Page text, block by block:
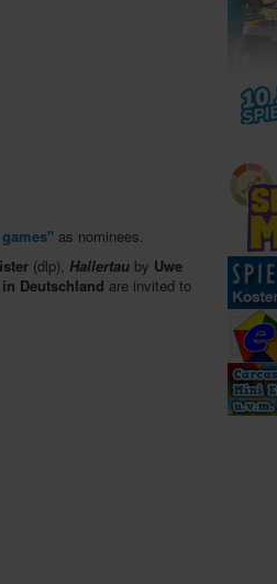
as nominees.
(dlp), Hallertau by Uwe
Deutschland are invited to